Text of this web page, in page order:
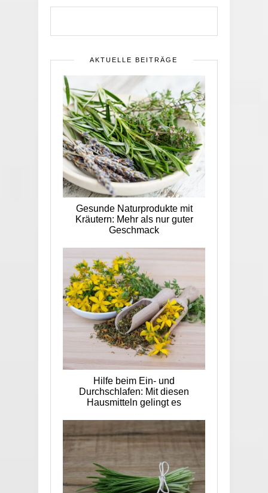
AKTUELLE BEITRÄGE
Gesunde Naturprodukte mit
Kräutern: Mehr als nur guter
Geschmack
Hilfe beim Ein- und
Durchschlafen: Mit diesen
Hausmitteln gelingt es